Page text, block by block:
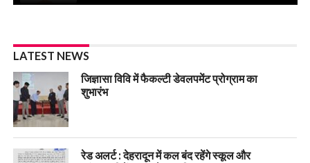
LATEST NEWS
जिज्ञासा विवि में फैकल्टी डेवलपमेंट प्रोग्राम का
शुभारंभ
रेड अलर्ट : देहरादून में कल बंद रहेंगे स्कूल और